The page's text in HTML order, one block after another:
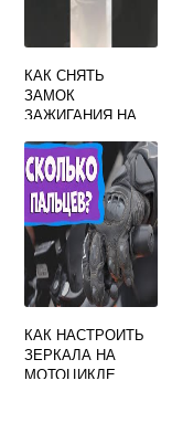
КАК СНЯТЬ
ЗАМОК
ЗАЖИГАНИЯ НА
ДИО 34
КАК НАСТРОИТЬ
ЗЕРКАЛА НА
МОТОЦИКЛЕ